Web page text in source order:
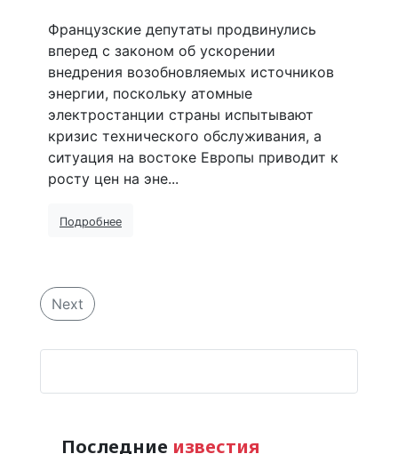
Французские депутаты продвинулись
вперед с законом об ускорении
внедрения возобновляемых источников
энергии, поскольку атомные
электростанции страны испытывают
кризис технического обслуживания, а
ситуация на востоке Европы приводит к
росту цен на эне...
Подробнее
Next
Последние известия